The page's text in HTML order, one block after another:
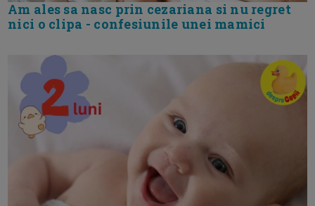
Am ales sa nasc prin cezariana si nu regret
nici o clipa - confesiunile unei mamici